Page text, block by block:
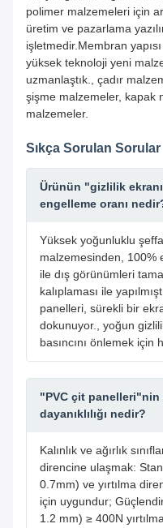
polimer malzemeleri için
üretim ve pazarlama
işletmedir.Membran
yüksek teknoloji yeni
uzmanlaştık., çadır
şişme malzemeler, kapak
malzemeler.
Sıkça Sorulan Sorular
Ürünün "gizlilik
engelleme oranı
Yüksek yoğunluklu
malzemesinden, 100%
ile dış görünümleri
kalıplaması ile
panelleri, sürekli bir
dokunuyor., yoğun
basıncını önlemek için
"PVC çit
dayanıklılığı nedir?
Kalınlık ve ağırlık
direncine ulaşmak:
0.7mm) ve yırtılma
için uygundur;
1.2 mm) ≥ 400N